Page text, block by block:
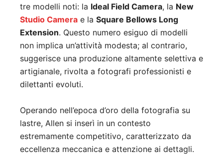
tre modelli noti: la Ideal Field Camera, la New
Studio Camera e la Square Bellows Long
Extension. Questo numero esiguo di modelli
non implica un’attività modesta; al contrario,
suggerisce una produzione altamente selettiva e
artigianale, rivolta a fotografi professionisti e
dilettanti evoluti.
Operando nell’epoca d’oro della fotografia su
lastre, Allen si inserì in un contesto
estremamente competitivo, caratterizzato da
eccellenza meccanica e attenzione ai dettagli.